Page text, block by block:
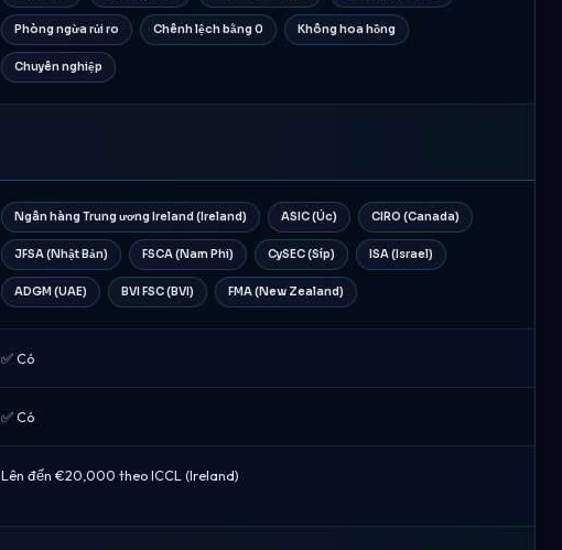
Phòng ngừa rủi ro Chênh lệch bằng 0 Không hoa hồng
Chuyên nghiệp
Ngân hàng Trung ương Ireland (Ireland) ASIC (Úc) CIRO (Canada)
JFSA (Nhật Bản) FSCA (Nam Phi) CySEC (Síp) ISA (Israel)
ADGM (UAE) BVI FSC (BVI) FMA (New Zealand)
✅ Có
✅ Có
Lên đến €20,000 theo ICCL (Ireland)